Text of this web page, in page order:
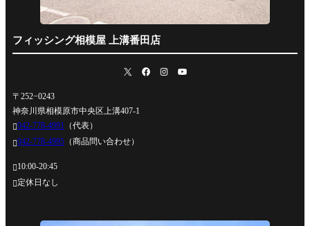
フィッシング相模屋 上溝番田店
〒252−0243
神奈川県相模原市中央区上溝407-1
042-778-4991
（代表）
042-778-4995 （商品問い合わせ）
10:00-20:45
定休日なし